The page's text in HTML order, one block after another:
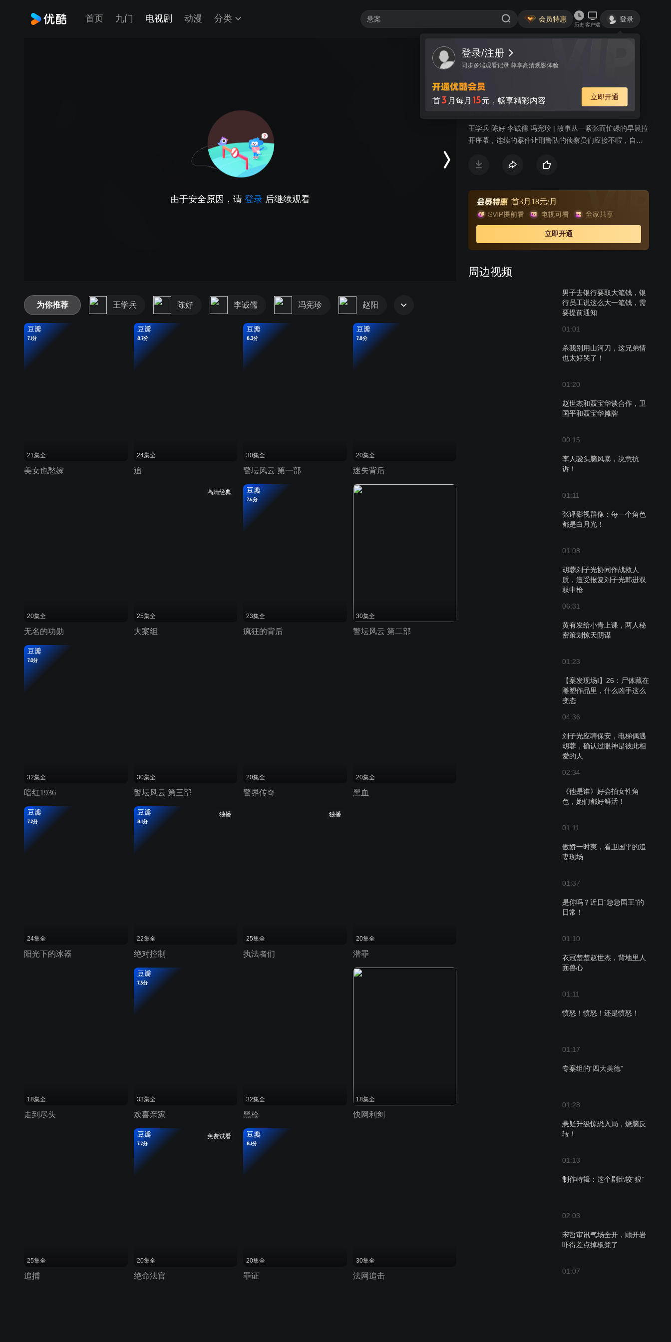
首页 九门 电视剧 动漫 分类 会员特惠
历史 客户端
登录
由于安全原因，请 登录 后继续观看
视频 讨论
欲望狙击
罪案
王学兵 陈好 李诚儒 冯宪珍 | 故事从一紧张而忙碌的早晨拉
开序幕，连续的案件让刑警队的侦察员们应接不暇，自
件件案子，却串联掩盖着一个将震撼整个城市的大阴谋。
雷奉命调查此案，在艰难的侦察中发现嫌疑人李少非竟敢
是葛振海三十多年前被父亲抛弃的亲兄弟。就在丁晓雷意
欲揭开这层面纱的将破未破之际，风云顿起。
首3月18元/月
立即开通
周边视频
男子去银行要取大笔钱，银
行员工说这么大一笔钱，需
要提前通知
01:01
杀我别用山河刀，这兄弟情
也太好哭了！
01:20
赵世杰和聂宝华谈合作，卫
国平和聂宝华摊牌
00:15
李人骏头脑风暴，决意抗
诉！
01:11
张译影视群像：每一个角色
都是白月光！
01:08
胡蓉刘子光协同作战救人
质，遭受报复刘子光韩进双
双中枪
06:31
黄有发给小青上课，两人秘
密策划惊天阴谋
01:23
【案发现场I】26：尸体藏在
雕塑作品里，什么凶手这么
变态
04:36
刘子光应聘保安，电梯偶遇
胡蓉，确认过眼神是彼此相
爱的人
02:34
《他是谁》好会拍女性角
色，她们都好鲜活！
01:11
傲娇一时爽，看卫国平的追
妻现场
01:37
是你吗？近日“急急国王”的
日常！
01:10
衣冠楚楚赵世杰，背地里人
面兽心
01:11
愤怒！愤怒！还是愤怒！
01:17
专案组的“四大美德”
01:28
悬疑升级惊恐入局，烧脑反
转！
01:13
制作特辑：这个剧比较“狠”
02:03
宋哲审讯气场全开，顾开岩
吓得差点掉板凳了
01:07
为你推荐 王学兵 陈好 李诚儒 冯宪珍 赵阳
豆瓣
7.1分
21集全
美女也愁嫁
豆瓣
8.7分
24集全
追
豆瓣
8.3分
30集全
警坛风云 第一部
豆瓣
7.8分
20集全
迷失背后
20集全
无名的功勋
高清经典
25集全
大案组
豆瓣
7.4分
23集全
疯狂的背后
30集全
警坛风云 第二部
豆瓣
7.0分
32集全
暗红1936
30集全
警坛风云 第三部
20集全
警界传奇
20集全
黑血
豆瓣
7.2分
24集全
阳光下的冰器
独播
豆瓣
8.1分
22集全
绝对控制
独播
25集全
执法者们
20集全
潜罪
18集全
走到尽头
豆瓣
7.5分
33集全
欢喜亲家
32集全
黑枪
18集全
快网利剑
25集全
追捕
免费试看
豆瓣
7.2分
20集全
绝命法官
豆瓣
8.1分
20集全
罪证
30集全
法网追击